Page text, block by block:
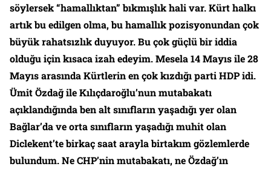
söylersek “hamallıktan” bıkmışlık hali var. Kürt halkı
artık bu edilgen olma, bu hamallık pozisyonundan çok
büyük rahatsızlık duyuyor. Bu çok güçlü bir iddia
olduğu için kısaca izah edeyim. Mesela 14 Mayıs ile 28
Mayıs arasında Kürtlerin en çok kızdığı parti HDP idi.
Ümit Özdağ ile Kılıçdaroğlu’nun mutabakatı
açıklandığında ben alt sınıfların yaşadığı yer olan
Bağlar’da ve orta sınıfların yaşadığı muhit olan
Diclekent’te birkaç saat arayla birtakım gözlemlerde
bulundum. Ne CHP’nin mutabakatı, ne Özdağ’ın